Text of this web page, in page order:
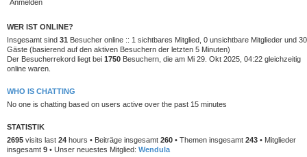
WER IST ONLINE?
Insgesamt sind 31 Besucher online :: 1 sichtbares Mitglied, 0 unsichtbare Mitglieder und 30
Gäste (basierend auf den aktiven Besuchern der letzten 5 Minuten)
Der Besucherrekord liegt bei 1750 Besuchern, die am Mi 29. Okt 2025, 04:22 gleichzeitig
online waren.
WHO IS CHATTING
No one is chatting based on users active over the past 15 minutes
STATISTIK
2695 visits last 24 hours • Beiträge insgesamt 260 • Themen insgesamt 243 • Mitglieder
insgesamt 9 • Unser neuestes Mitglied: Wendula